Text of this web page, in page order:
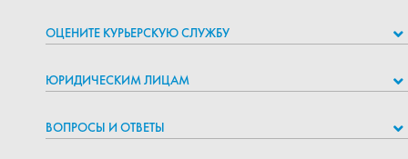
ОЦЕНИТЕ КУРЬЕРСКУЮ СЛУЖБУ
ЮРИДИЧЕСКИМ ЛИЦАМ
ВОПРОСЫ И ОТВЕТЫ